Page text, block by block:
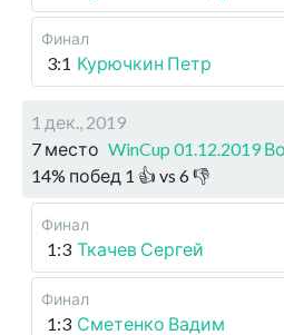
Финал
3:1 Курючкин Петр
1 дек., 2019
7 место WinCup 01.12.2019
14% побед 1 👍 vs 6👎
Финал
1:3 Ткачев Сергей
Финал
1:3 Сметенко Вадим